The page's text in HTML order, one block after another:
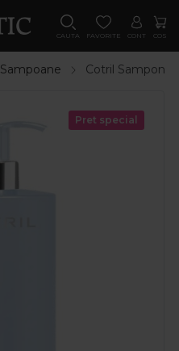
CAUTA FAVORITE CONT COS
Sampoane Cotril Sampon
Pret special